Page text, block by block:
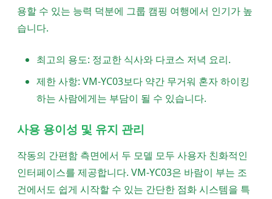
용할 수 있는 능력 덕분에 그룹 캠핑 여행에서 인기가 높
습니다.
최고의 용도: 정교한 식사와 다코스 저녁 요리.
제한 사항: VM-YC03보다 약간 무거워 혼자 하이킹
하는 사람에게는 부담이 될 수 있습니다.
사용 용이성 및 유지 관리
작동의 간편함 측면에서 두 모델 모두 사용자 친화적인
인터페이스를 제공합니다. VM-YC03은 바람이 부는 조
건에서도 쉽게 시작할 수 있는 간단한 점화 시스템을 특